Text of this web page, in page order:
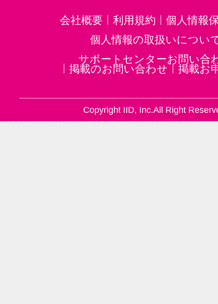
会社概要 利用規約
個人情報
個人情報の取扱いについ
サポートセンターお問い合
掲載のお問い合わせ
掲載お
Copyright IID, Inc.All Right